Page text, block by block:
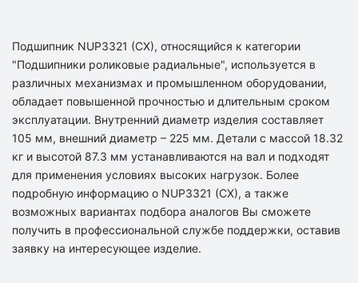
Подшипник NUP3321 (CX), относящийся к категории
"Подшипники роликовые радиальные", используется в
различных механизмах и промышленном оборудовании,
обладает повышенной прочностью и длительным сроком
эксплуатации. Внутренний диаметр изделия составляет
105 мм, внешний диаметр – 225 мм. Детали с массой 18.32
кг и высотой 87.3 мм устанавливаются на вал и подходят
для применения условиях высоких нагрузок. Более
подробную информацию о NUP3321 (CX), а также
возможных вариантах подбора аналогов Вы сможете
получить в профессиональной службе поддержки, оставив
заявку на интересующее изделие.